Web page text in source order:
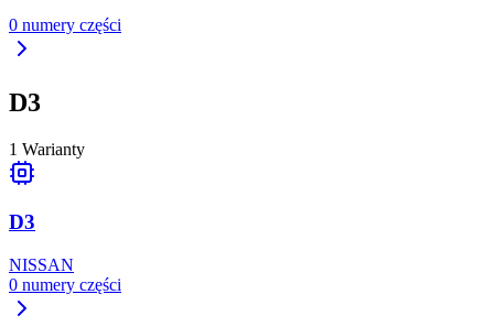
0 numery części
D3
1 Warianty
D3
NISSAN
0 numery części